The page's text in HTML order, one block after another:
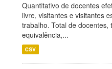
Quantitativo de docentes
livre, visitantes e visitantes
trabalho. Total de docentes,
equivalência,...
CSV